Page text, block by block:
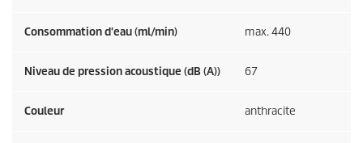
Consommation d'eau (ml/min) max. 440
Niveau de pression acoustique (dB (A)) 67
Couleur anthracite